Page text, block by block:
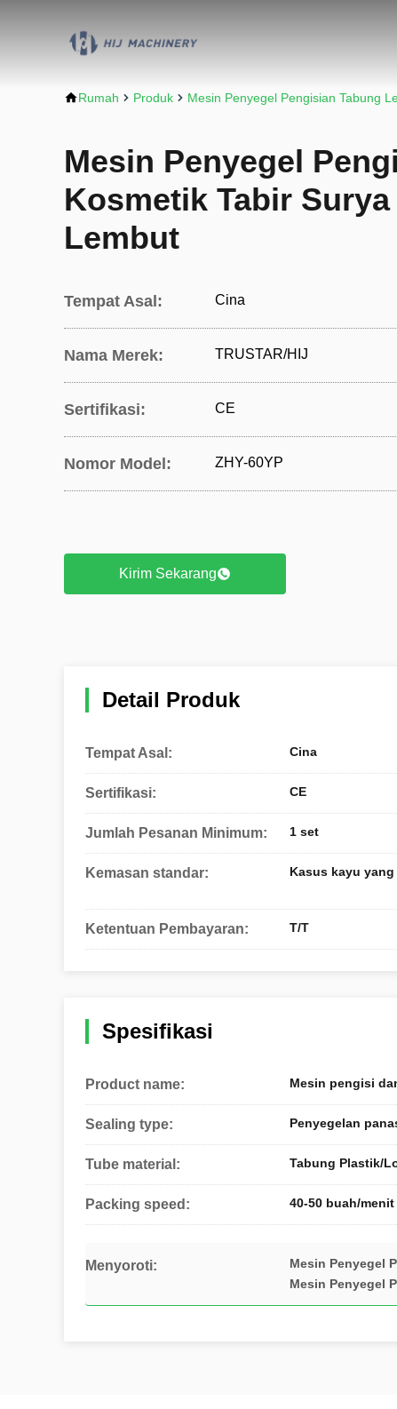
Rumah Produk Mesin Penyegel Pengisian Tabung
Mesin Penyegel
Kosmetik Tabir
Lembut
Tempat Asal: Cina
Nama Merek: TRUSTAR/HIJ
Sertifikasi: CE
Nomor Model: ZHY-60YP
Kirim Sekarang
Detail Produk
Tempat Asal: Cina
Sertifikasi: CE
Jumlah Pesanan Minimum: 1 set
Kemasan standar: Kasus kayu
Ketentuan Pembayaran: T/T
Spesifikasi
Product name: Mesin pengisi
Sealing type: Penyegelan
Tube material: Tabung Plastik/
Packing speed: 40-50 buah/menit
Menyoroti: Mesin Penyegel
Mesin Penyegel